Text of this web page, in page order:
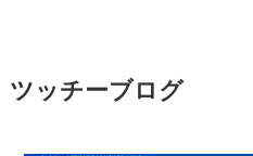
ツッチーブログ